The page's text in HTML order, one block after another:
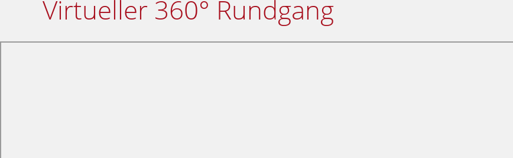
Virtueller 360° Rundgang